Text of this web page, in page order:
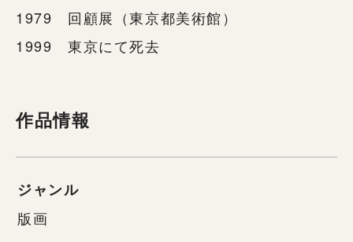
1979 回顧展（東京都美術館）
1999 東京にて死去
作品情報
ジャンル
版画